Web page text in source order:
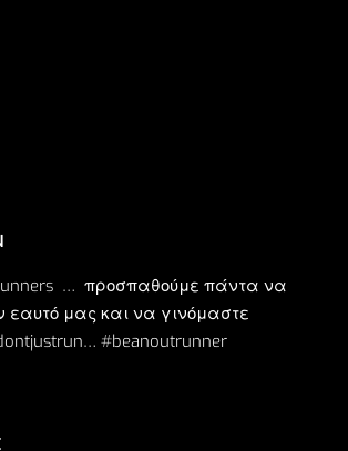
… προσπαθούμε πάντα να
εαυτό μας και να γινόμαστε
#beanoutrunner